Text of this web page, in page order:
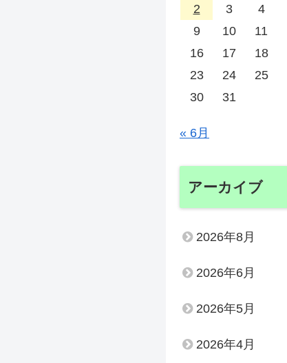
2
3 4
9
10 11
16
17 18
23
24 25
30
31
« 6月
アーカイブ
2026年8月
2026年6月
2026年5月
2026年4月